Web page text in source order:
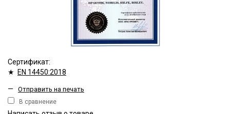
Сертификат:
★ EN 14450:2018
— Отправить на печать
В сравнение